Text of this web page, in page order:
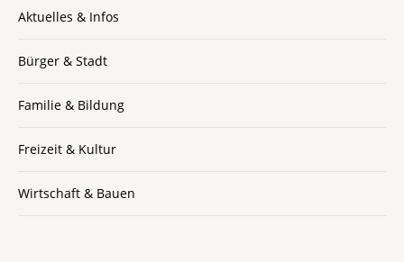
Aktuelles & Infos
Bürger & Stadt
Familie & Bildung
Freizeit & Kultur
Wirtschaft & Bauen